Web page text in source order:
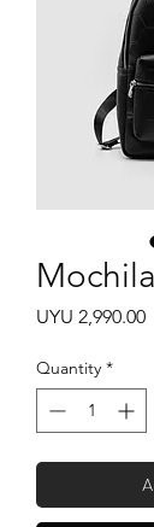
UYU 2,990.00
Quantity *